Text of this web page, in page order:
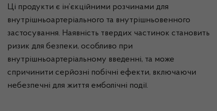
Ці продукти є ін’єкційними розчинами для
внутрішньоартеріального та внутрішньовенного
застосування. Наявність твердих частинок становить
ризик для безпеки, особливо при
внутрішньоартеріальному введенні, та може
спричинити серйозні побічні ефекти, включаючи
небезпечні для життя емболічні події.